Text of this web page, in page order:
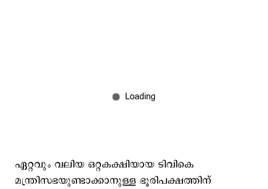
ഏറ്റവും വലിയ ഒറ്റകക്ഷിയായ ടിവികെ
മന്ത്രിസഭയുണ്ടാക്കാനുള്ള ഭൂരിപക്ഷത്തിന്